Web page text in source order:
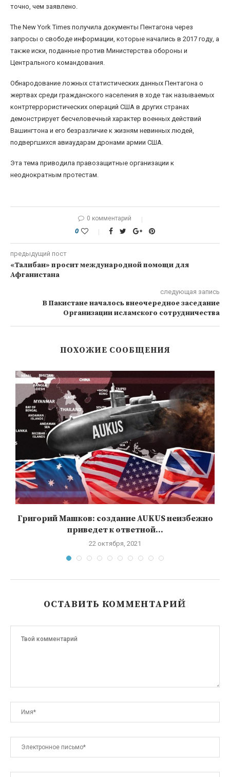
точно, чем заявлено.
The New York Times получила документы Пентагона через
запросы о свободе информации, которые начались в 2017 году, а
также иски, поданные против Министерства обороны и
Центрального командования.
Обнародование ложных статистических данных Пентагона о
жертвах среди гражданского населения в ходе так называемых
контртеррористических операций США в других странах
демонстрирует бесчеловечный характер военных действий
Вашингтона и его безразличие к жизням невинных людей,
подвергшихся авиаударам дронами армии США.
Эта тема приводила правозащитные организации к
неоднократным протестам.
0 комментарий
0
предыдущий пост
«Талибан» просит международной помощи для
Афганистана
следующая запись
В Пакистане началось внеочередное заседание
Организации исламского сотрудничества
ПОХОЖИЕ СООБЩЕНИЯ
Григорий Машков: создание AUKUS неизбежно
приведет к ответной...
22 октября, 2021
ОСТАВИТЬ КОММЕНТАРИЙ